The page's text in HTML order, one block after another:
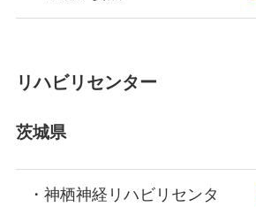
リハビリセンター
茨城県
・神栖神経リハビリセンタ